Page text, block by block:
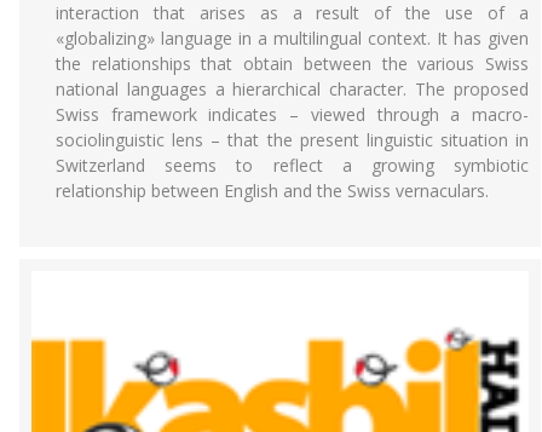
interaction that arises as a result of the use of a
«globalizing» language in a multilingual context. It has given
the relationships that obtain between the various Swiss
national languages a hierarchical character. The proposed
Swiss framework indicates – viewed through a macro-
sociolinguistic lens – that the present linguistic situation in
Switzerland seems to reflect a growing symbiotic
relationship between English and the Swiss vernaculars.